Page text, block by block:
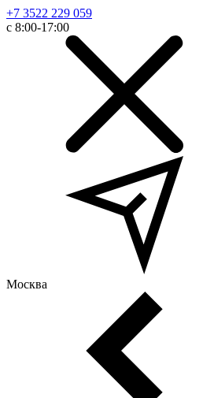
+7 3522 229 059
с 8:00-17:00
Москва